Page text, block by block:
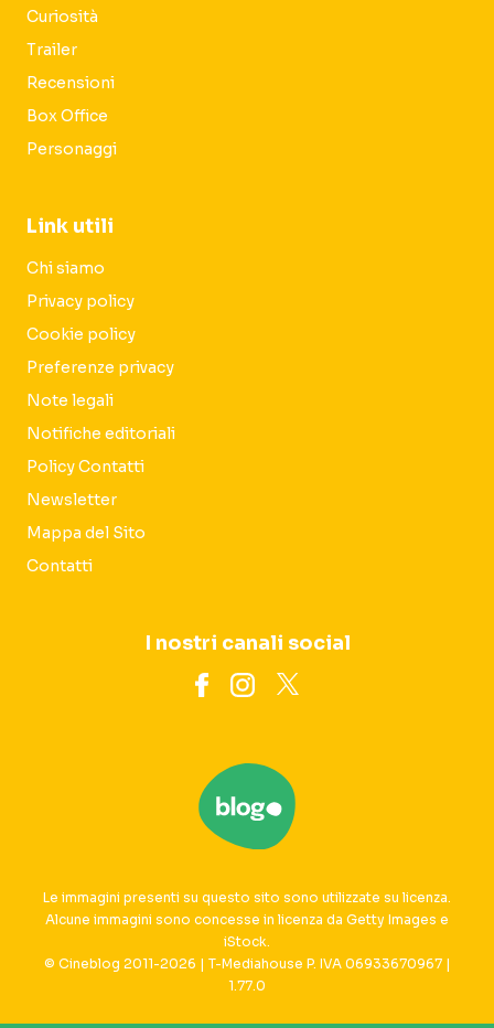
Curiosità
Trailer
Recensioni
Box Office
Personaggi
Link utili
Chi siamo
Privacy policy
Cookie policy
Preferenze privacy
Note legali
Notifiche editoriali
Policy Contatti
Newsletter
Mappa del Sito
Contatti
I nostri canali social
Le immagini presenti su questo sito sono utilizzate su licenza.
Alcune immagini sono concesse in licenza da Getty Images e
iStock.
© Cineblog 2011-2026 | T-Mediahouse P. IVA 06933670967 |
1.77.0